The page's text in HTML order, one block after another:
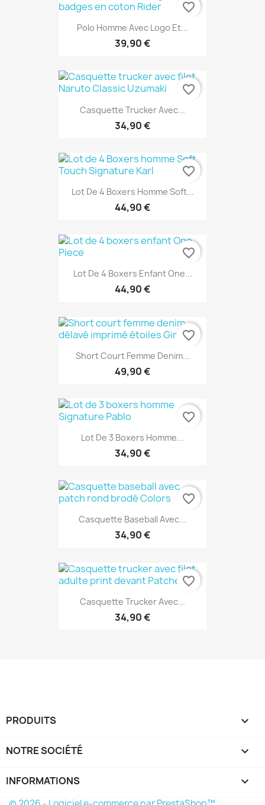
Polo Homme Avec Logo Et...
39,90 €
favorite_border
Casquette Trucker Avec...
34,90 €
favorite_border
Lot De 4 Boxers Homme Soft...
44,90 €
favorite_border
Lot De 4 Boxers Enfant One...
44,90 €
favorite_border
Short Court Femme Denim...
49,90 €
favorite_border
Lot De 3 Boxers Homme...
34,90 €
favorite_border
Casquette Baseball Avec...
34,90 €
favorite_border
Casquette Trucker Avec...
34,90 €
favorite_border
PRODUITS 
NOTRE SOCIÉTÉ 
INFORMATIONS keyboard_arrow_down